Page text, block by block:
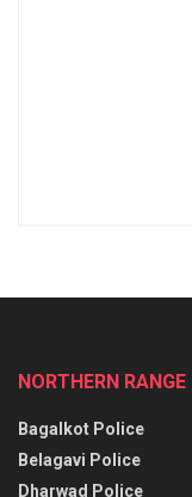
NORTHERN RANGE
Bagalkot Police
Belagavi Police
Dharwad Police